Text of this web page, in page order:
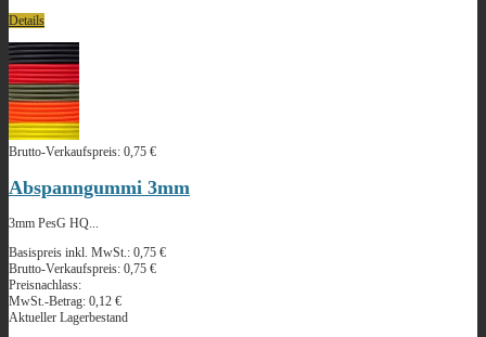
Details
Brutto-Verkaufspreis: 0,75 €
Abspanngummi 3mm
3mm PesG HQ...
Basispreis inkl. MwSt.: 0,75 €
Brutto-Verkaufspreis: 0,75 €
Preisnachlass:
MwSt.-Betrag: 0,12 €
Aktueller Lagerbestand